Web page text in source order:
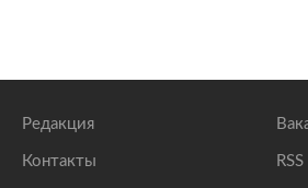
Редакция
Контакты RSS